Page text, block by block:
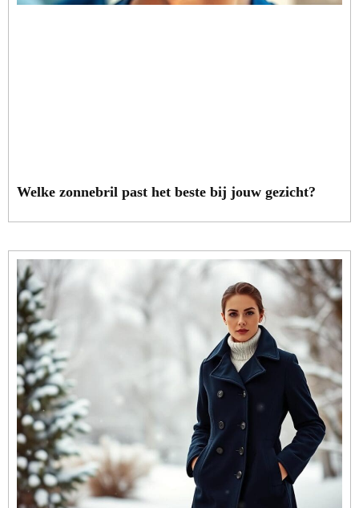
Welke zonnebril past het beste bij jouw gezicht?